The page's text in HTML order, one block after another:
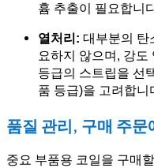
흄 추출이 필요합니
열처리: 대부분의 탄
요하지 않으며, 강
등급의 스트립을 선
품 등급)을 고려합니
품질 관리, 구매 주문
중요 부품용 코일을 구매